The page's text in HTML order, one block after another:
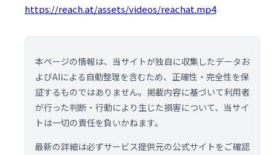
https://reach.at/assets/videos/reachat.mp4
本ページの情報は、当サイトが独自に収集したデータお
よびAIによる自動整理を含むため、正確性・完全性を保
証するものではありません。掲載内容に基づいて利用者
が行った判断・行動により生じた損害について、当サイ
トは一切の責任を負いかねます。
最新の詳細は必ずサービス提供元の公式サイトをご確認